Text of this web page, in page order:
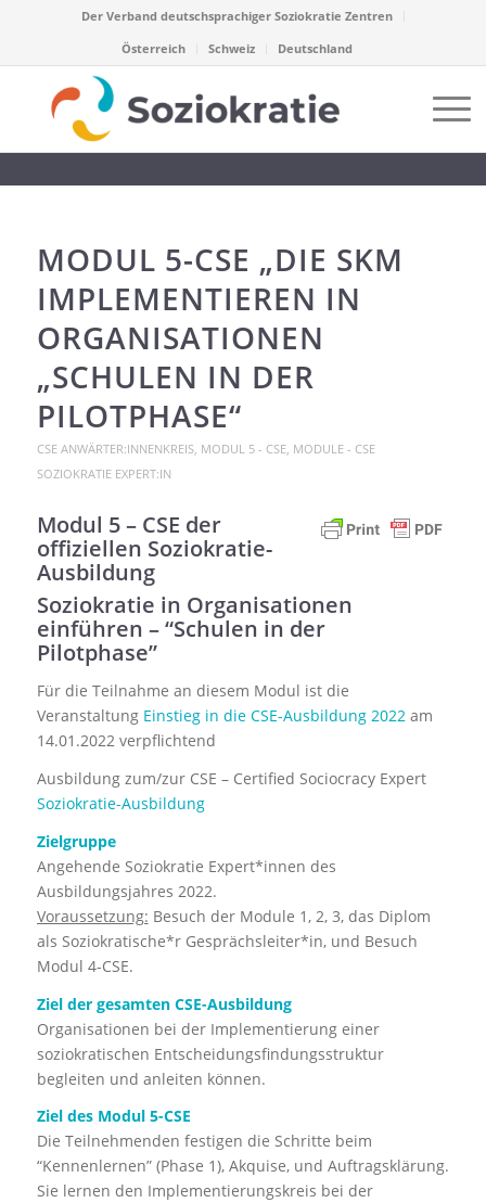
Der Verband deutschsprachiger Soziokratie Zentren
Österreich
Schweiz Deutschland
MODUL 5-CSE „DIE SKM
IMPLEMENTIEREN IN
ORGANISATIONEN
„SCHULEN IN DER
PILOTPHASE“
CSE ANWÄRTER:INNENKREIS, MODUL 5 - CSE, MODULE - CSE
SOZIOKRATIE EXPERT:IN
Modul 5 – CSE der
offiziellen Soziokratie-
Ausbildung
Soziokratie in Organisationen
einführen – “Schulen in der
Pilotphase”
Für die Teilnahme an diesem Modul ist die
Veranstaltung Einstieg in die CSE-Ausbildung 2022am
14.01.2022 verpflichtend
Ausbildung zum/zur CSE – Certified Sociocracy Expert
Soziokratie-Ausbildung
Zielgruppe
Angehende Soziokratie Expert*innen des
Ausbildungsjahres 2022.
Voraussetzung: Besuch der Module 1, 2, 3, das Diplom
als Soziokratische*r Gesprächsleiter*in, und Besuch
Modul 4-CSE.
Ziel der gesamten CSE-Ausbildung
Organisationen bei der Implementierung einer
soziokratischen Entscheidungsfindungsstruktur
begleiten und anleiten können.
Ziel des Modul 5-CSE
Die Teilnehmenden festigen die Schritte beim
“Kennenlernen” (Phase 1), Akquise, und Auftragsklärung.
Sie lernen den Implementierungskreis bei der